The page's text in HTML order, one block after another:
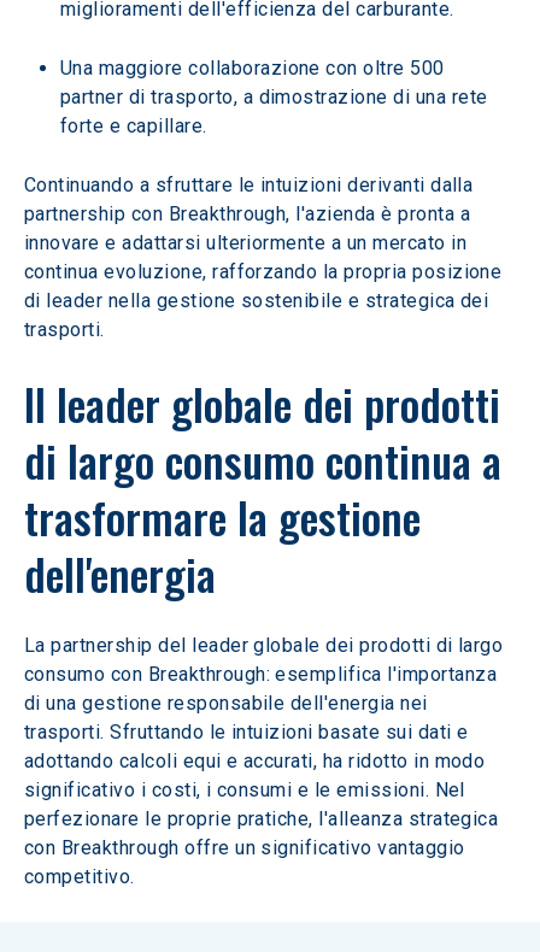
miglioramenti dell'efficienza del carburante.
Una maggiore collaborazione con oltre 500
partner di trasporto, a dimostrazione di una rete
forte e capillare.
Continuando a sfruttare le intuizioni derivanti dalla
partnership con Breakthrough, l'azienda è pronta a
innovare e adattarsi ulteriormente a un mercato in
continua evoluzione, rafforzando la propria posizione
di leader nella gestione sostenibile e strategica dei
trasporti.
Il leader globale dei prodotti
di largo consumo continua a
trasformare la gestione
dell'energia
La partnership del leader globale dei prodotti di largo
consumo con Breakthrough: esemplifica l'importanza
di una gestione responsabile dell'energia nei
trasporti. Sfruttando le intuizioni basate sui dati e
adottando calcoli equi e accurati, ha ridotto in modo
significativo i costi, i consumi e le emissioni. Nel
perfezionare le proprie pratiche, l'alleanza strategica
con Breakthrough offre un significativo vantaggio
competitivo.